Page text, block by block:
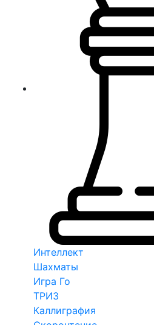
Интеллект
Шахматы
Игра Го
ТРИЗ
Каллиграфия